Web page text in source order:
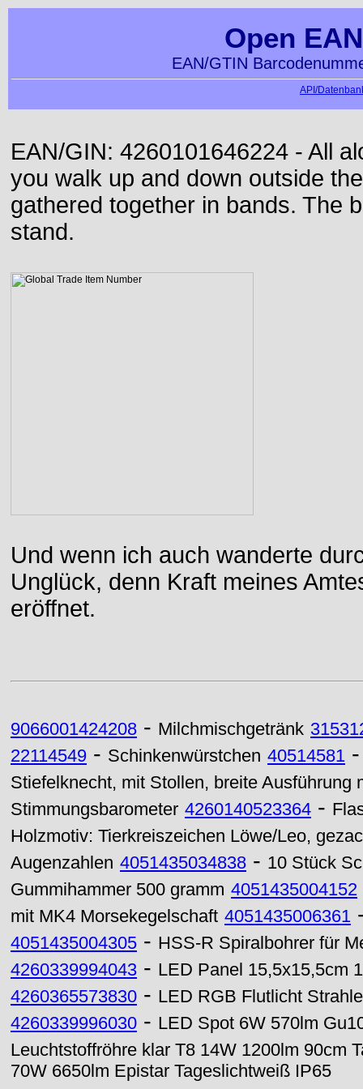
Open
EAN/GTIN
API/
EAN/GIN: 4260101646224 - All
you walk up and down outside
gathered together in bands. The
stand.
Und wenn ich auch wanderte
Unglück, denn Kraft meines
eröffnet.
9066001424208 - Milchmischgetränk
22114549 - Schinkenwürstchen 40514581
Stiefelknecht, mit Stollen, breite Ausführung
Stimmungsbarometer 4260140523364 -
Holzmotiv: Tierkreiszeichen Löwe/Leo,
Augenzahlen 4051435034838 - 10 Stück
Gummihammer 500 gramm 4051435004152
mit MK4 Morsekegelschaft 4051435006361
4051435004305 - HSS-R Spiralbohrer für
4260339994043 - LED Panel 15,5x15,5cm
4260365573830 - LED RGB Flutlicht
4260339996030 - LED Spot 6W 570lm
Leuchtstoffröhre klar T8 14W 1200lm 90cm
70W 6650lm Epistar Tageslichtweiß IP65